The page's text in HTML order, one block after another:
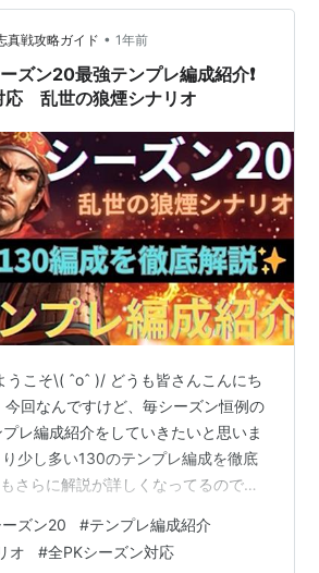
チャンネル登録して動画を待って
うことで告知を挟み…
真戦攻略ガイド • 1年前
ズン20最強テンプレ編成紹介❗️
応 乱世の狼煙シナリオ
こそ\( ˆoˆ )/ どうも皆さんこんにち
回なんですけど、毎シーズン恒例の
レ編成紹介をしていきたいと思いま
少し多い130のテンプレ編成を徹底
さらに解説が詳しくなってるのでぜ
せていただきたいのですが、知って
すがカズ天はYouTubeもやっており
ーズン20 #テンプレ編成紹介
オ #全PKシーズン対応